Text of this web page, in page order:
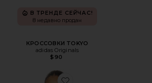
В ТРЕНДЕ СЕЙЧАС!
8 недавно продан
КРОССОВКИ TOKYO
adidas Originals
$90